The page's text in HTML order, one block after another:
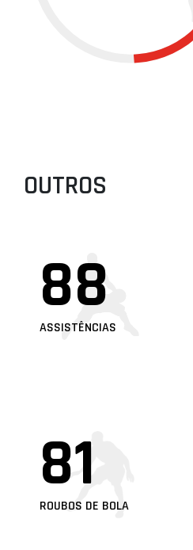
OUTROS
88
ASSISTÊNCIAS
81
ROUBOS DE BOLA